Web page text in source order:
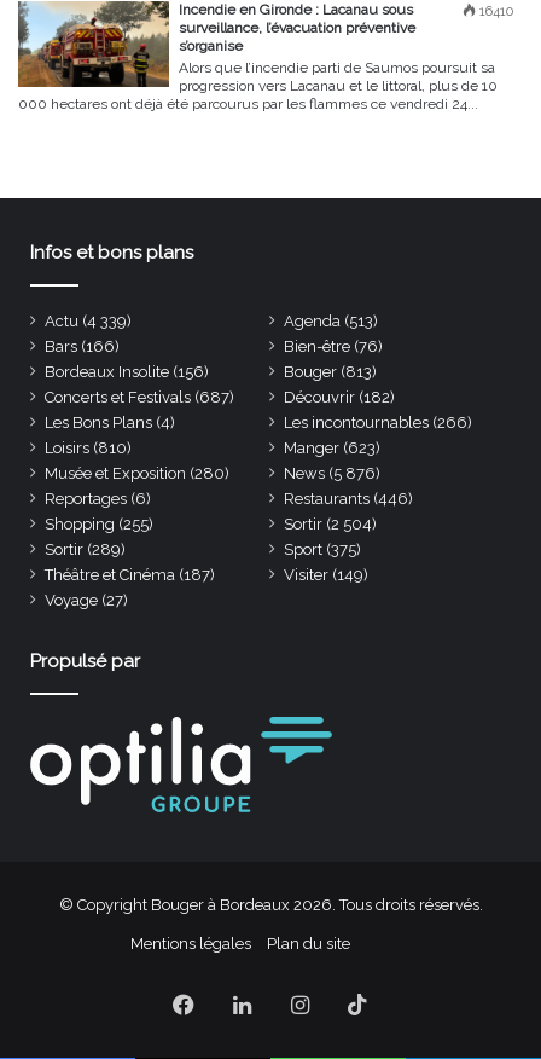
16410
Incendie en Gironde : Lacanau sous
surveillance, l’évacuation préventive
s’organise
Alors que l’incendie parti de Saumos poursuit sa
progression vers Lacanau et le littoral, plus de 10
000 hectares ont déjà été parcourus par les flammes ce vendredi 24...
Infos et bons plans
Actu (4 339) Agenda (513)
Bars (166) Bien-être (76)
Bordeaux Insolite (156) Bouger (813)
Concerts et Festivals (687) Découvrir (182)
Les Bons Plans (4) Les incontournables (266)
Loisirs (810) Manger (623)
Musée et Exposition (280) News (5 876)
Reportages (6) Restaurants (446)
Shopping (255) Sortir (2 504)
Sortir (289) Sport (375)
Théâtre et Cinéma (187) Visiter (149)
Voyage (27)
Propulsé par
© Copyright Bouger à Bordeaux 2026. Tous droits réservés.
Mentions légales Plan du site
Facebook
LinkedinInstagram